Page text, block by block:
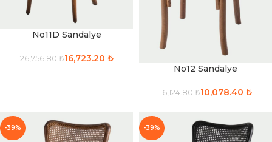
No11D Sandalye
26,756.80₺16,723.20 ₺
No12 Sandalye
16,124.80₺10,078.40 ₺
-39% -39%